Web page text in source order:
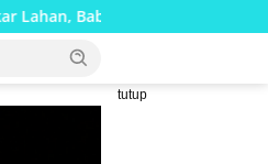
Gencar Edukasi
tutup